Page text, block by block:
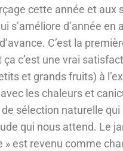
cette année et aux
s’améliore d’année
C’est la
ça c’est une vrai
et grands fruits) à
les chaleurs et
sélection naturelle
qui nous attend. Le
» est revenu comme